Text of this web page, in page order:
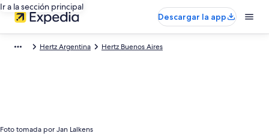
Ir a la sección principal
Descargar la app
Hertz Argentina Hertz Buenos Aires
Foto tomada por Jan Lalkens